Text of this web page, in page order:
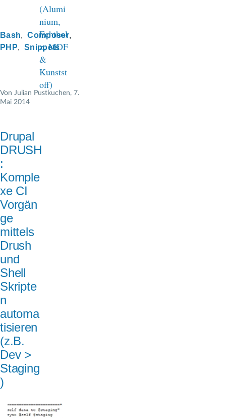
Bash
Composer
PHP
Snippets
Von Julian Pustkuchen, 7.
Mai 2014
Drupal
DRUSH
:
Komple
xe CI
Vorgän
ge
mittels
Drush
und
Shell
Skripte
n
automa
tisieren
(z.B.
Dev >
Staging
)